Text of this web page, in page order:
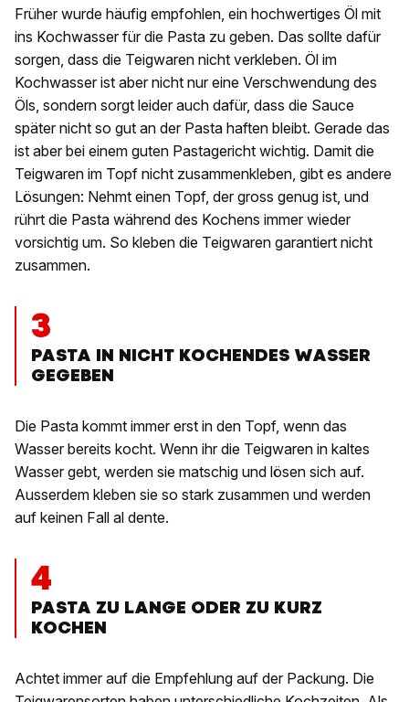
Früher wurde häufig empfohlen, ein hochwertiges Öl mit
ins Kochwasser für die Pasta zu geben. Das sollte dafür
sorgen, dass die Teigwaren nicht verkleben. Öl im
Kochwasser ist aber nicht nur eine Verschwendung des
Öls, sondern sorgt leider auch dafür, dass die Sauce
später nicht so gut an der Pasta haften bleibt. Gerade das
ist aber bei einem guten Pastagericht wichtig. Damit die
Teigwaren im Topf nicht zusammenkleben, gibt es andere
Lösungen: Nehmt einen Topf, der gross genug ist, und
rührt die Pasta während des Kochens immer wieder
vorsichtig um. So kleben die Teigwaren garantiert nicht
zusammen.
3
PASTA IN NICHT KOCHENDES WASSER
GEGEBEN
Die Pasta kommt immer erst in den Topf, wenn das
Wasser bereits kocht. Wenn ihr die Teigwaren in kaltes
Wasser gebt, werden sie matschig und lösen sich auf.
Ausserdem kleben sie so stark zusammen und werden
auf keinen Fall al dente.
4
PASTA ZU LANGE ODER ZU KURZ
KOCHEN
Achtet immer auf die Empfehlung auf der Packung. Die